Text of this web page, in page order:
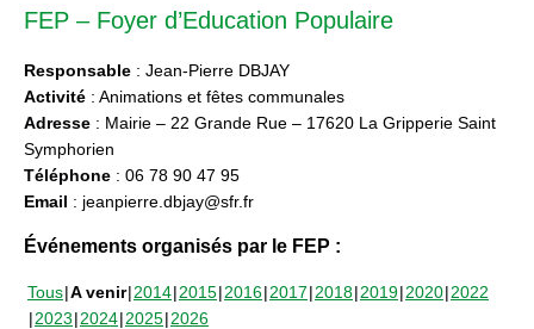
FEP – Foyer d’Education Populaire
Responsable : Jean-Pierre DBJAY
Activité : Animations et fêtes communales
Adresse : Mairie – 22 Grande Rue – 17620 La Gripperie Saint
Symphorien
Téléphone : 06 78 90 47 95
Email : jeanpierre.dbjay@sfr.fr
Événements organisés par le FEP :
Tous A venir 2014 2015 2016 2017 2018 2019 2020 2022
2023 2024 2025 2026